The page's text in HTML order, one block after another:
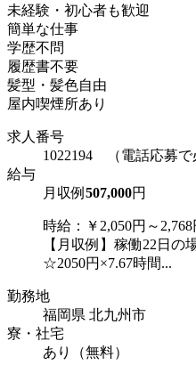
未経験・初心者も歓迎
簡単な仕事
学歴不問
履歴書不要
髪型・髪色自由
屋内喫煙所あり
求人番号
1022194 （電話応募で
給与
月収例 507,000円
時給：￥2,050円～2,768
【月収例】稼働22日の
☆2050円×7.67時間...
勤務地
福岡県 北九州市
寮・社宅
あり（無料）